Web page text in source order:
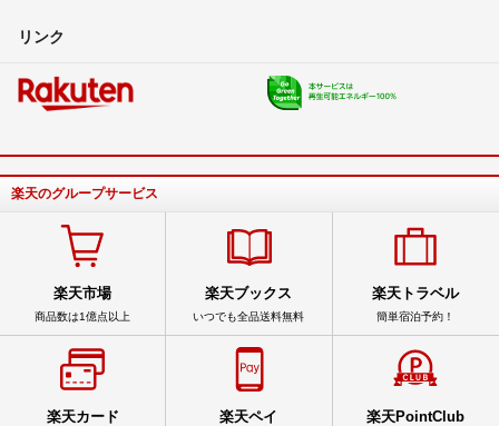
リンク
楽天のグループサービス
楽天市場
商品数は1億点以上
楽天ブックス
いつでも全品送料無料
楽天トラベル
簡単宿泊予約！
楽天カード 楽天ペイ 楽天PointClub